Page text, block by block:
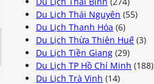
Du Lịch Thái Nguyên (55)
Du Lịch Thanh Hóa (6)
Du Lịch Thừa Thiên Huế (3)
Du Lịch Tiền Giang (29)
Du Lịch TP Hồ Chí Minh (188)
Du Lịch Trà Vinh (14)